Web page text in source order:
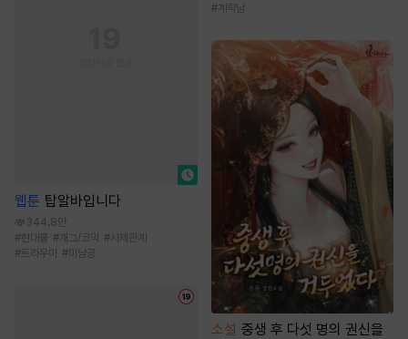
웹툰 탑알바입니다
344.8만
#현대물 # 개그/코믹 #사제관계
#트라우마 #미남공
#계략남
소설 중생 후 다섯 명의 권신을